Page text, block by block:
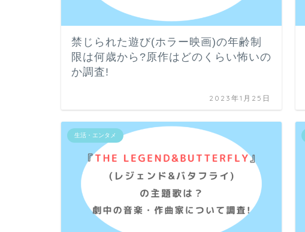
禁じられた遊び(ホラー映画)の年齢制
限は何歳から?原作はどのくらい怖いの
か調査!
2023年1月25日
生活・エンタメ